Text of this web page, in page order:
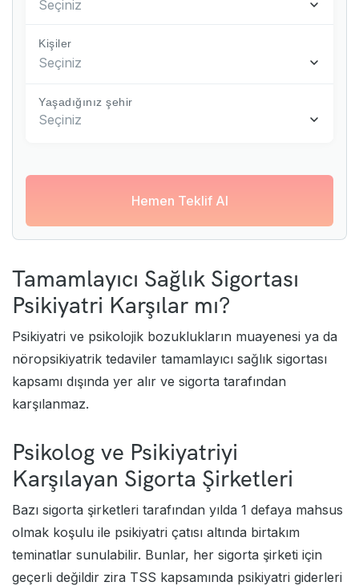
Seçiniz
Kişiler
Seçiniz
Yaşadığınız şehir
Seçiniz
Hemen Teklif Al
Tamamlayıcı Sağlık Sigortası
Psikiyatri Karşılar mı?
Psikiyatri ve psikolojik bozuklukların muayenesi ya da
nöropsikiyatrik tedaviler tamamlayıcı sağlık sigortası
kapsamı dışında yer alır ve sigorta tarafından
karşılanmaz.
Psikolog ve Psikiyatriyi
Karşılayan Sigorta Şirketleri
Bazı sigorta şirketleri tarafından yılda 1 defaya mahsus
olmak koşulu ile psikiyatri çatısı altında birtakım
teminatlar sunulabilir. Bunlar, her sigorta şirketi için
geçerli değildir zira TSS kapsamında psikiyatri giderleri